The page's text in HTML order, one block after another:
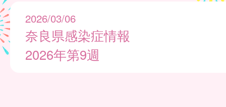
2026/03/06
奈良県感染症情報
2026年第9週